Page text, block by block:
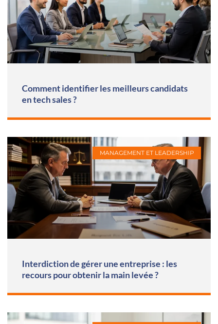
Comment identifier les meilleurs candidats
en tech sales ?
MANAGEMENT ET LEADERSHIP
Interdiction de gérer une entreprise : les
recours pour obtenir la main levée ?